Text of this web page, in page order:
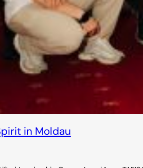
in Moldau